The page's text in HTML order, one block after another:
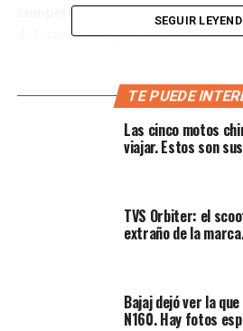
competiciones como MotoGP.
determinante para evitar
¿Por qué es tan
en la temperatura del neumático
crítico porque, si la presión
SEGUIR
TE PUEDE
Las cinco motos
viajar. Estos son
TVS Orbiter: el
extraño de la
Bajaj dejó ver la
N160. Hay fotos